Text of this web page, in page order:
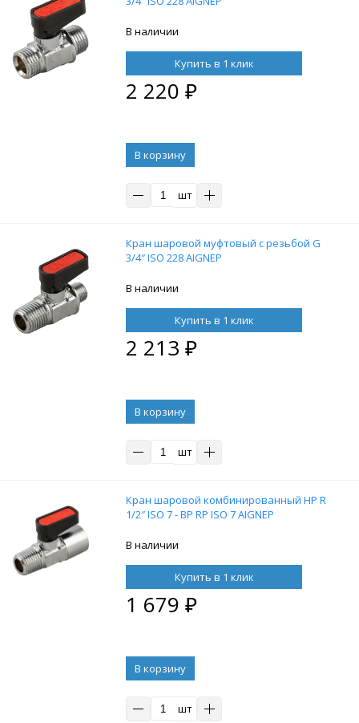
В наличии
Купить в 1 клик
2 220 ₽
В корзину
шт
Кран шаровой муфтовый с резьбой G
3/4″ ISO 228 AIGNEP
В наличии
Купить в 1 клик
2 213 ₽
В корзину
шт
Кран шаровой комбинированный НР R
1/2″ ISO 7 - ВР RP ISO 7 AIGNEP
В наличии
Купить в 1 клик
1 679 ₽
В корзину
шт